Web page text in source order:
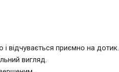
і відчувається приємно на дотик.
вигляд.